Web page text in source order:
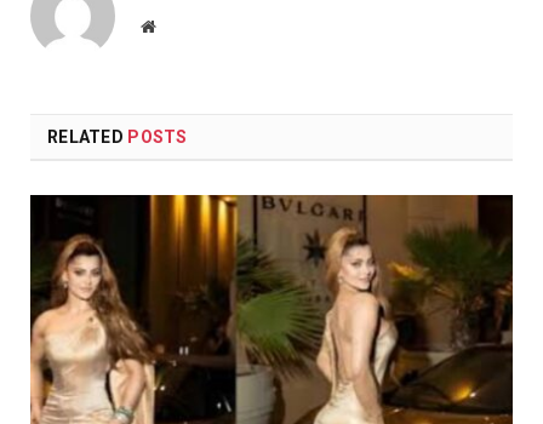
Website
RELATED POSTS